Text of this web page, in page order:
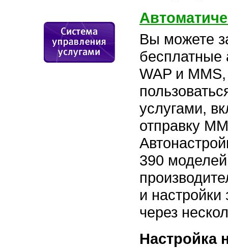
Вы можете
бесплатные
WAP и
услугами,
отправку
390
и
через
Настройка